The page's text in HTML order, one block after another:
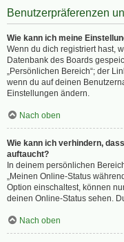
Benutzerpräferenzen
Wie kann ich meine
Wenn du dich registriert hast,
Datenbank des Boards
„Persönlichen Bereich“; der
wenn du auf deinen
Einstellungen ändern.
Nach oben
Wie kann ich verhindern,
auftaucht?
In deinem persönlichen
„Meinen Online-Status
Option einschaltest, können
deinen Online-Status sehen.
Nach oben